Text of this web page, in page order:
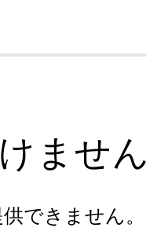
ません
できません。